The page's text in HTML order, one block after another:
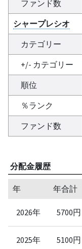
ファンド数
シャープレシオ
カテゴリー
+/- カテゴリー
順位
％ランク
ファンド数
分配金履歴
年 年合計
2026年 5700円
2025年 5100円